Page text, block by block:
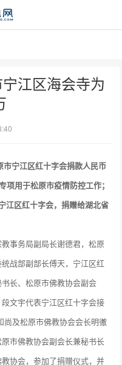
江区海会寺为
宁江区红十字会捐款人民币
项用于松原市疫情防控工作；
江区红十字会，捐赠给湖北省
事务局副局长谢德君，松原
战部副部长傅天，宁江区红
长、松原市佛教协会副会
文宇代表宁江区红十字会接
尚及松原市佛教协会会长明徹
市佛教协会副会长兼秘书长
协会，参加了捐赠仪式，并